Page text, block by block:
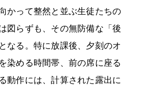
かって整然と並ぶ生徒たちの
図らずも、その無防備な「後
なる。特に放課後、夕刻のオ
染める時間帯、前の席に座る
動作には、計算された露出に